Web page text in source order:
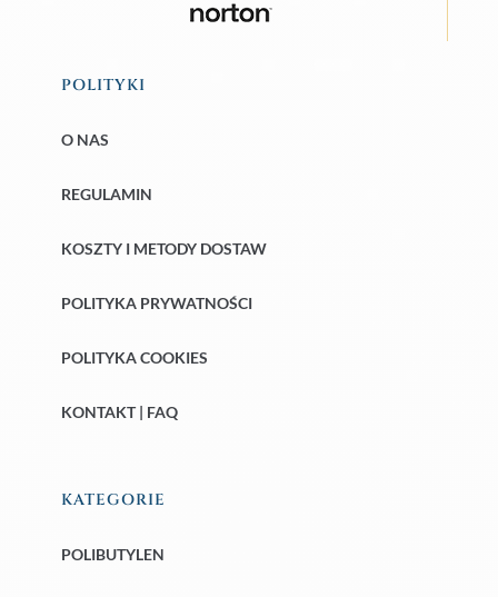
POLITYKI
O NAS
REGULAMIN
KOSZTY I METODY DOSTAW
POLITYKA PRYWATNOŚCI
POLITYKA COOKIES
KONTAKT | FAQ
KATEGORIE
POLIBUTYLEN